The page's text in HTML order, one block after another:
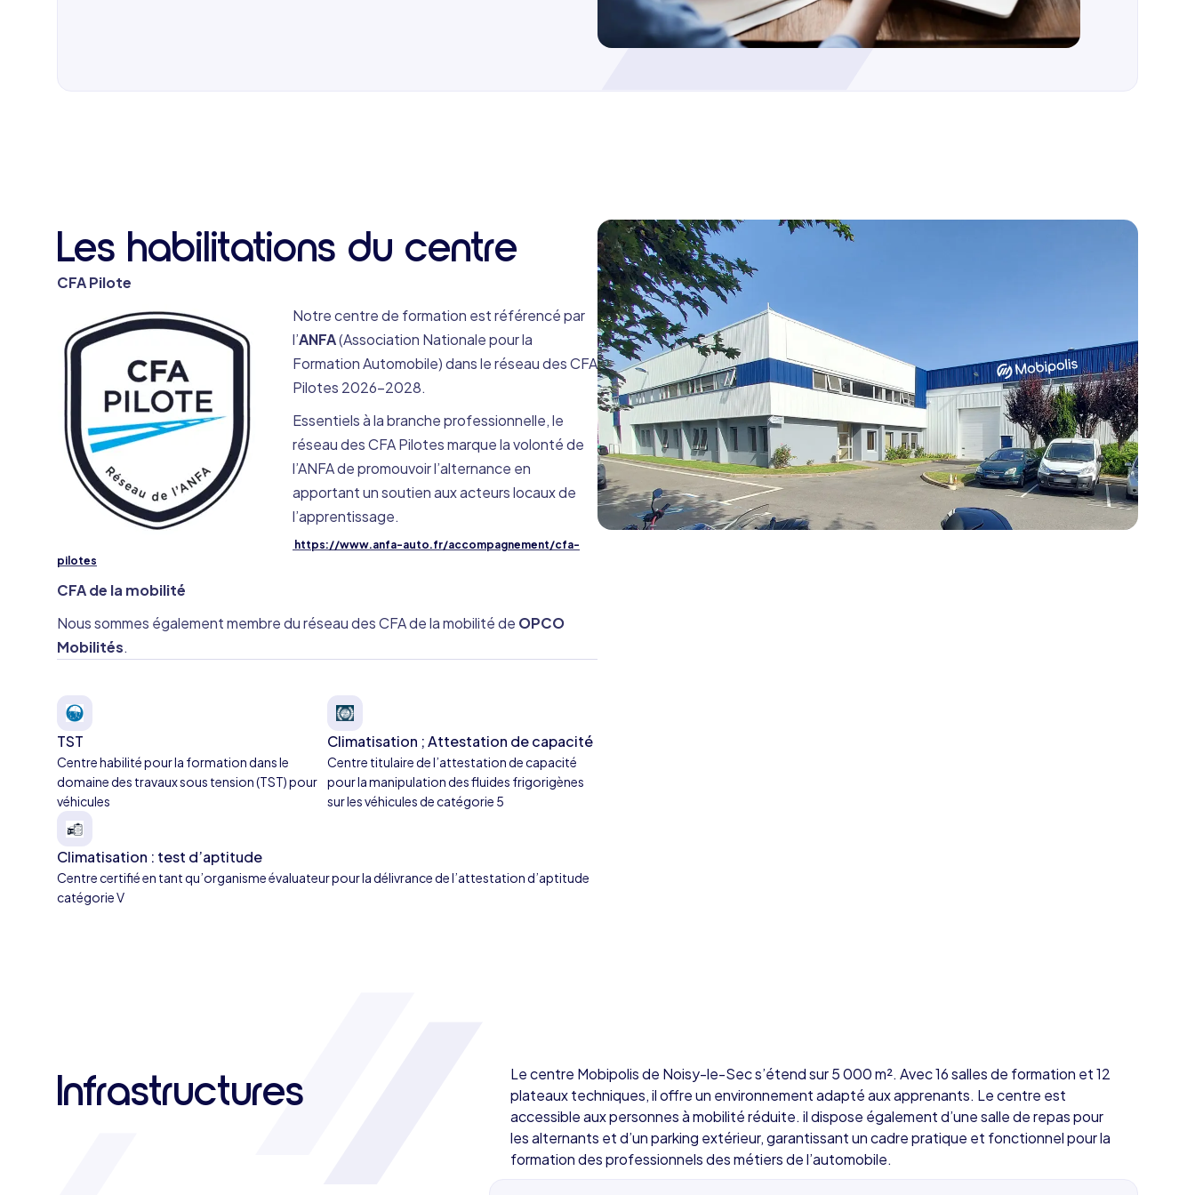
Les habilitations du centre
CFA Pilote
Notre centre de formation est référencé par
l’ANFA(Association Nationale pour la
Formation Automobile) dans le réseau des CFA
Pilotes 2026-2028.
Essentiels à la branche professionnelle, le
réseau des CFA Pilotes marque la volonté de
l’ANFA de promouvoir l’alternance en
apportant un soutien aux acteurs locaux de
l’apprentissage.
https://www.anfa-auto.fr/accompagnement/cfa-
pilotes
CFA de la mobilité
Nous sommes également membre du réseau des CFA de la mobilité de OPCO
Mobilités.
TST
Centre habilité pour la formation dans le
domaine des travaux sous tension (TST) pour
véhicules
Climatisation ; Attestation de capacité
Centre titulaire de l’attestation de capacité
pour la manipulation des fluides frigorigènes
sur les véhicules de catégorie 5
Climatisation : test d’aptitude
Centre certifié en tant qu’organisme évaluateur pour la délivrance de l’attestation d’aptitude
catégorie V
Infrastructures
Le centre Mobipolis de Noisy-le-Sec s’étend sur 5 000 m². Avec 16 salles de formation et 12
plateaux techniques, il offre un environnement adapté aux apprenants. Le centre est
accessible aux personnes à mobilité réduite. il dispose également d’une salle de repas pour
les alternants et d’un parking extérieur, garantissant un cadre pratique et fonctionnel pour la
formation des professionnels des métiers de l’automobile.